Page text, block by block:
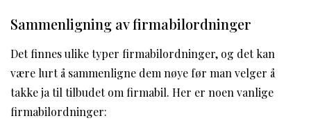
Sammenligning av firmabilordninger
Det finnes ulike typer firmabilordninger, og det kan
være lurt å sammenligne dem nøye før man velger å
takke ja til tilbudet om firmabil. Her er noen vanlige
firmabilordninger: